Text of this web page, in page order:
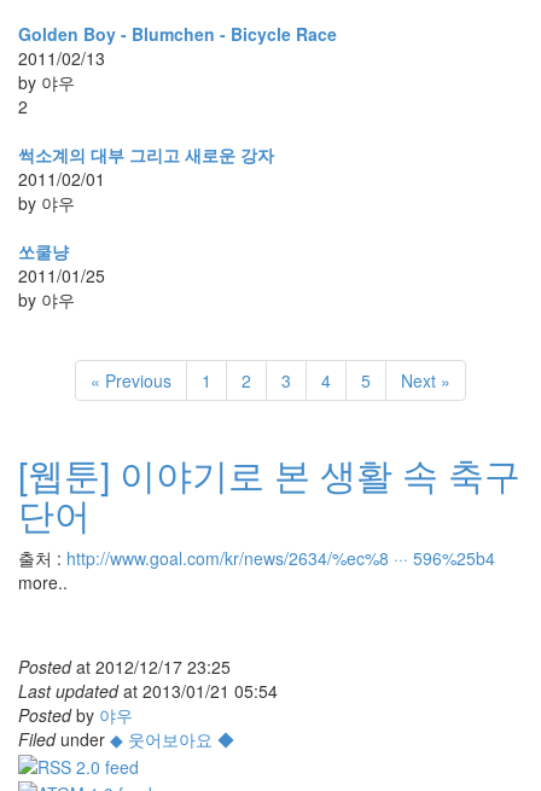
Golden Boy - Blumchen - Bicycle Race
2011/02/13
by 야우
2
썩소계의 대부 그리고 새로운 강자
2011/02/01
by 야우
쏘쿨냥
2011/01/25
by 야우
« Previous 1 2 3 4 5 Next »
[웹툰] 이야기로 본 생활 속 축구
단어
출처 : http://www.goal.com/kr/news/2634/%ec%8 ··· 596%25b4
more..
Postedat 2012/12/17 23:25
Last updatedat 2013/01/21 05:54
Postedby 야우
Filedunder ◆ 웃어보아요 ◆